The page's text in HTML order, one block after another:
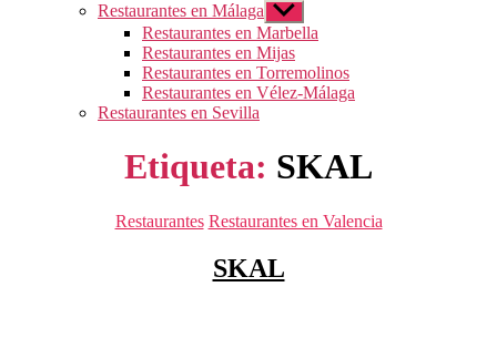
Restaurantes en Málaga Mostrar
el
submenú
Restaurantes en Marbella
Restaurantes en Mijas
Restaurantes en Torremolinos
Restaurantes en Vélez-Málaga
Restaurantes en Sevilla
Etiqueta: SKAL
Categorías
Restaurantes Restaurantes en Valencia
SKAL